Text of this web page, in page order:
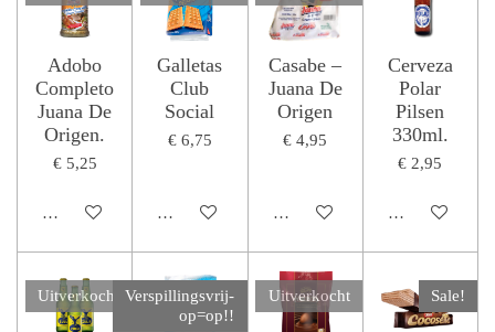
Adobo
Completo
Juana De
Origen.
€ 5,25
Houd mij op de hoogte
Galletas
Club
Social
€ 6,75
Houd mij op de hoogte
Casabe –
Juana De
Origen
€ 4,95
Houd mij op de hoogte
Cerveza
Polar
Pilsen
330ml.
€ 2,95
In
Uitverkocht
Verspillingsvrij-
op=op!!
Uitverkocht Sale!